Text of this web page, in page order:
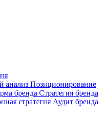
анализ Позиционирование
бренда Стратегия бренда
стратегия Аудит бренда